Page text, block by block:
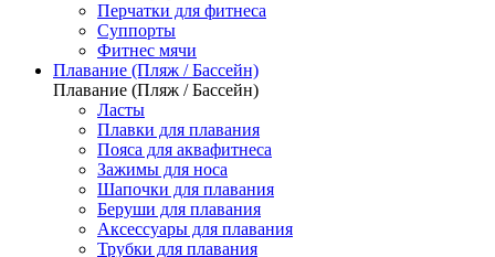
Перчатки для фитнеса
Суппорты
Фитнес мячи
Плавание (Пляж / Бассейн)
Плавание (Пляж / Бассейн)
Ласты
Плавки для плавания
Пояса для аквафитнеса
Зажимы для носа
Шапочки для плавания
Беруши для плавания
Аксессуары для плавания
Трубки для плавания